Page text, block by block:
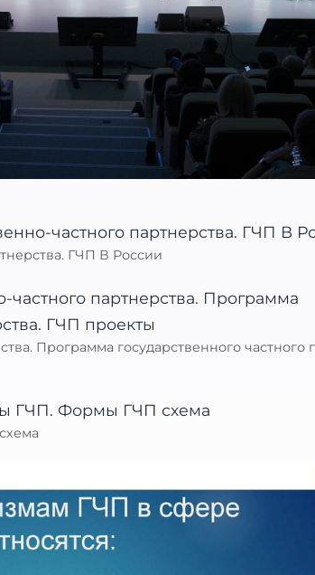
ГЧП В России
Программа государственного частного